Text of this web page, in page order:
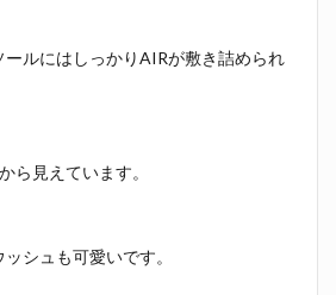
ルにはしっかりAIRが敷き詰められ
ら見えています。
シュも可愛いです。